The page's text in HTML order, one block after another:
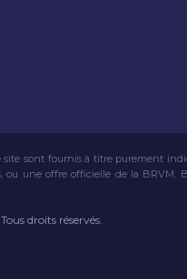
sont fournis à titre purement
une offre officielle de la BRVM.
droits réservés.